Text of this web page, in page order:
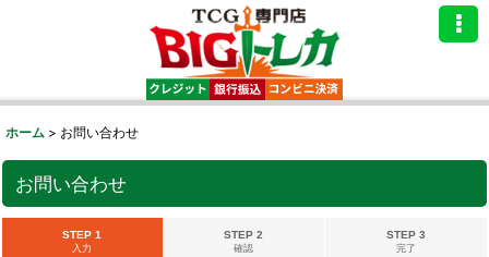
ホーム > お問い合わせ
お問い合わせ
STEP 1
入力
STEP 2
確認
STEP 3
完了